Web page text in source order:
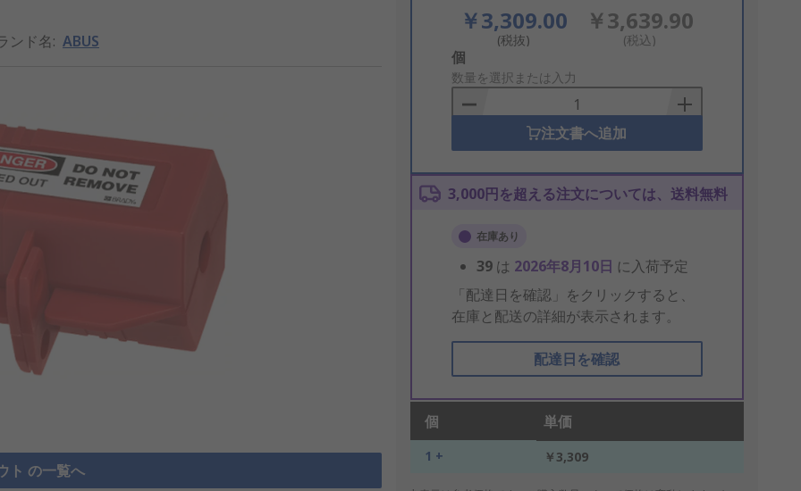
ンド名: ABUS
ト の一覧へ
￥3,309.00
(税抜)
￥3,639.90
(税込)
Add
to
Basket
個
数量を選択または入力
注文書へ追加
3,000円を超える注文については、送料無料
在庫あり
39 は 2026年8月10日 に入荷予定
「配達日を確認」をクリックすると、
在庫と配送の詳細が表示されます。
配達日を確認
個 単価
1 + ￥3,309